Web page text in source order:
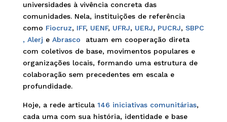
universidades à vivência concreta das
comunidades. Nela, instituições de referência
como Fiocruz, IFF, UENF, UFRJ, UERJ, PUCRJ, SBPC
, Alerj e Abrasco atuam em cooperação direta
com coletivos de base, movimentos populares e
organizações locais, formando uma estrutura de
colaboração sem precedentes em escala e
profundidade.
Hoje, a rede articula 146 iniciativas comunitárias,
cada uma com sua história, identidade e base